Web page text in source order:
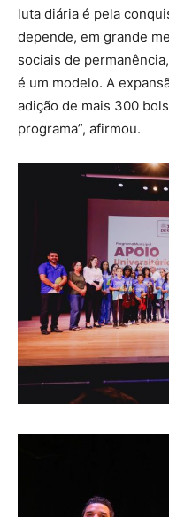
luta diária é pela
depende, em grande
sociais de
é um modelo. A
adição de mais 300
programa”, afirmou.